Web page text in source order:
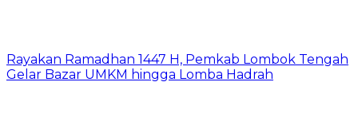
Rayakan Ramadhan 1447 H, Pemkab Lombok Tengah
Gelar Bazar UMKM hingga Lomba Hadrah